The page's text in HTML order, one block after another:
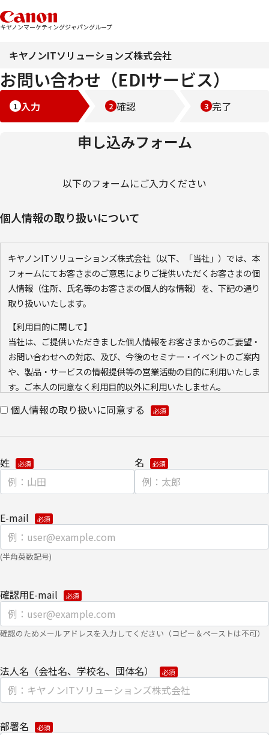
キヤノンマーケティングジャパングループ
キヤノンITソリューションズ株式会社
お問い合わせ（EDIサービス）
入力 確認 完了
申し込みフォーム
以下のフォームにご入力ください
個人情報の取り扱いについて
キヤノンITソリューションズ株式会社（以下、「当社」）では、本
フォームにてお客さまのご意思によりご提供いただくお客さまの個
人情報（住所、氏名等のお客さまの個人的な情報）を、下記の通り
取り扱いいたします。
【利用目的に関して】
当社は、ご提供いただきました個人情報をお客さまからのご要望・
お問い合わせへの対応、及び、今後のセミナー・イベントのご案内
や、製品・サービスの情報提供等の営業活動の目的に利用いたしま
す。ご本人の同意なく利用目的以外に利用いたしません。
Cookie（クッキー）を紐づけて、ウェブアクセス履歴を取得する
ウェブページ内に限られます。アクセス履歴は、市場分析、およ
び、これに基づく販売促進活動のために利用します。
・ウェブサイトにおける、お客さまアクセス情報の取り扱いについ
クッキー（cookie）とウェブビーコンの使用によるアクセス情報の
収集
【第三者提供に関して】
を除き、ご本人の同意なく第三者に開示・提供しません。
・法令に基づく場合
・上記利用目的を実施するために、適切な機密保持契約を締結した
よびパートナー企業に提供する場合
個人情報を提供する場合は、ご提供頂いた個人情報の全ての項目に
渡しにて提供いたします。
個人情報の取り扱いに同意する
姓 名
E-mail
(半角英数記号)
確認用E-mail
確認のためメールアドレスを入力してください（コピー＆ペーストは不可）
法人名（会社名、学校名、団体名）
部署名